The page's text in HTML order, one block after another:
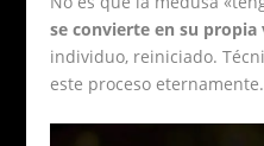
se convierte en su propia
individuo, reiniciado.
este proceso eternamente.